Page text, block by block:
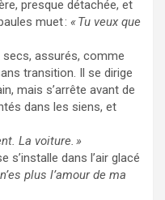
presque détachée, et
muet : « Tu veux que
assurés, comme
transition. Il se dirige
mais s’arrête avant de
dans les siens, et
La voiture. »
s’installe dans l’air glacé
plus l’amour de ma